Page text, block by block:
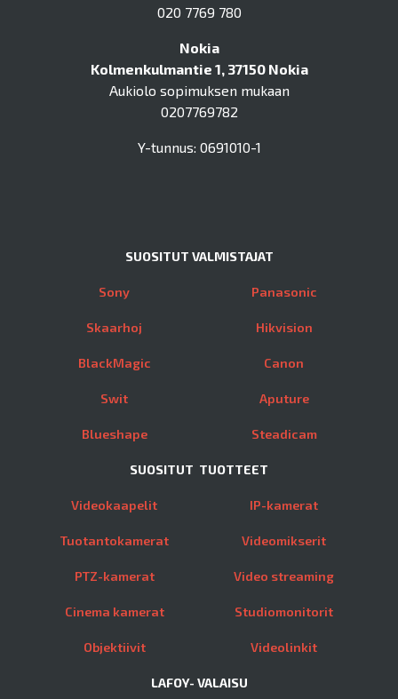
020 7769 780
Nokia
Kolmenkulmantie 1, 37150 Nokia
Aukiolo sopimuksen mukaan
0207769782
Y-tunnus: 0691010-1
SUOSITUT VALMISTAJAT
Sony
Skaarhoj
BlackMagic
Swit
Blueshape
Panasonic
Hikvision
Canon
Aputure
Steadicam
SUOSITUT TUOTTEET
Videokaapelit
Tuotantokamerat
PTZ-kamerat
Cinema kamerat
Objektiivit
IP-kamerat
Videomikserit
Video streaming
Studiomonitorit
Videolinkit
LAFOY- VALAISU